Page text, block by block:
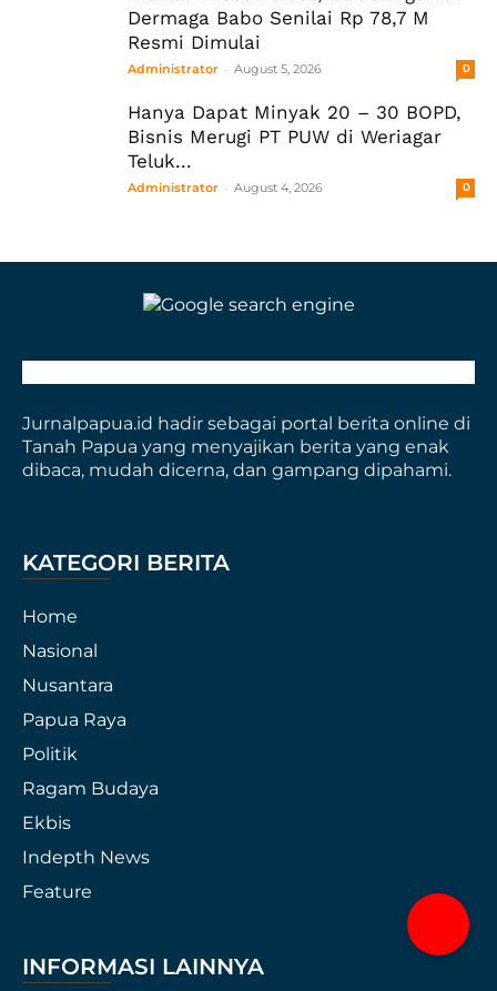
Dermaga Babo Senilai Rp 78,7 M
Resmi Dimulai
Administrator - August 5, 2026 0
Hanya Dapat Minyak 20 – 30 BOPD,
Bisnis Merugi PT PUW di Weriagar
Teluk...
Administrator - August 4, 2026 0
Jurnalpapua.id hadir sebagai portal berita online di
Tanah Papua yang menyajikan berita yang enak
dibaca, mudah dicerna, dan gampang dipahami.
KATEGORI BERITA
Home
Nasional
Nusantara
Papua Raya
Politik
Ragam Budaya
Ekbis
Indepth News
Feature
INFORMASI LAINNYA